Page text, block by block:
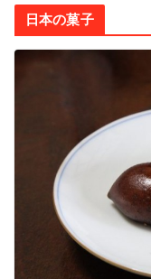
日本の菓子